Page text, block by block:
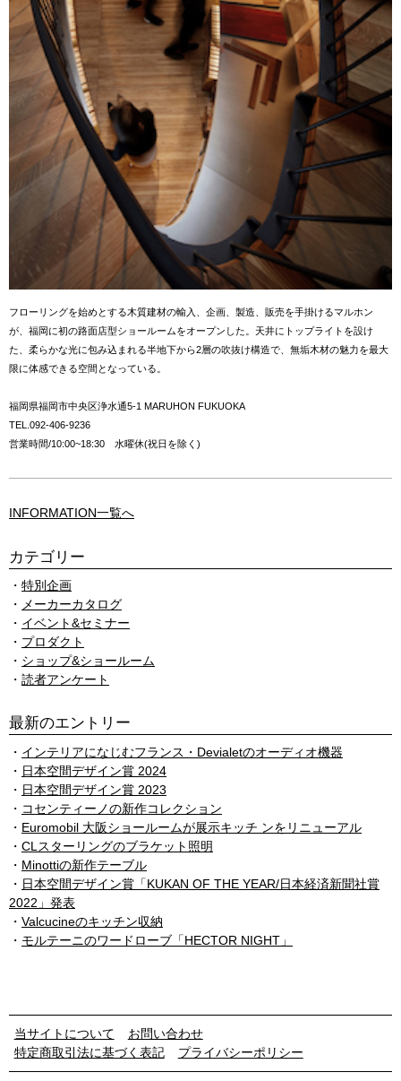
フローリングを始めとする木質建材の輸入、企画、製造、販売を手掛けるマルホン
が、福岡に初の路面店型ショールームをオープンした。天井にトップライトを設け
た、柔らかな光に包み込まれる半地下から2層の吹抜け構造で、無垢木材の魅力を最大
限に体感できる空間となっている。
福岡県福岡市中央区浄水通5-1 MARUHON FUKUOKA
TEL.092-406-9236
営業時間/10:00~18:30 水曜休(祝日を除く)
INFORMATION一覧へ
カテゴリー
特別企画
メーカーカタログ
イベント&セミナー
プロダクト
ショップ&ショールーム
読者アンケート
最新のエントリー
インテリアになじむフランス・Devialetのオーディオ機器
日本空間デザイン賞 2024
日本空間デザイン賞 2023
コセンティーノの新作コレクション
Euromobil 大阪ショールームが展示キッチ ンをリニューアル
CLスターリングのブラケット照明
Minottiの新作テーブル
日本空間デザイン賞「KUKAN OF THE YEAR/日本経済新聞社賞
2022」発表
Valcucineのキッチン収納
モルテーニのワードローブ「HECTOR NIGHT」
当サイトについて
お問い合わせ
特定商取引法に基づく表記
プライバシーポリシー